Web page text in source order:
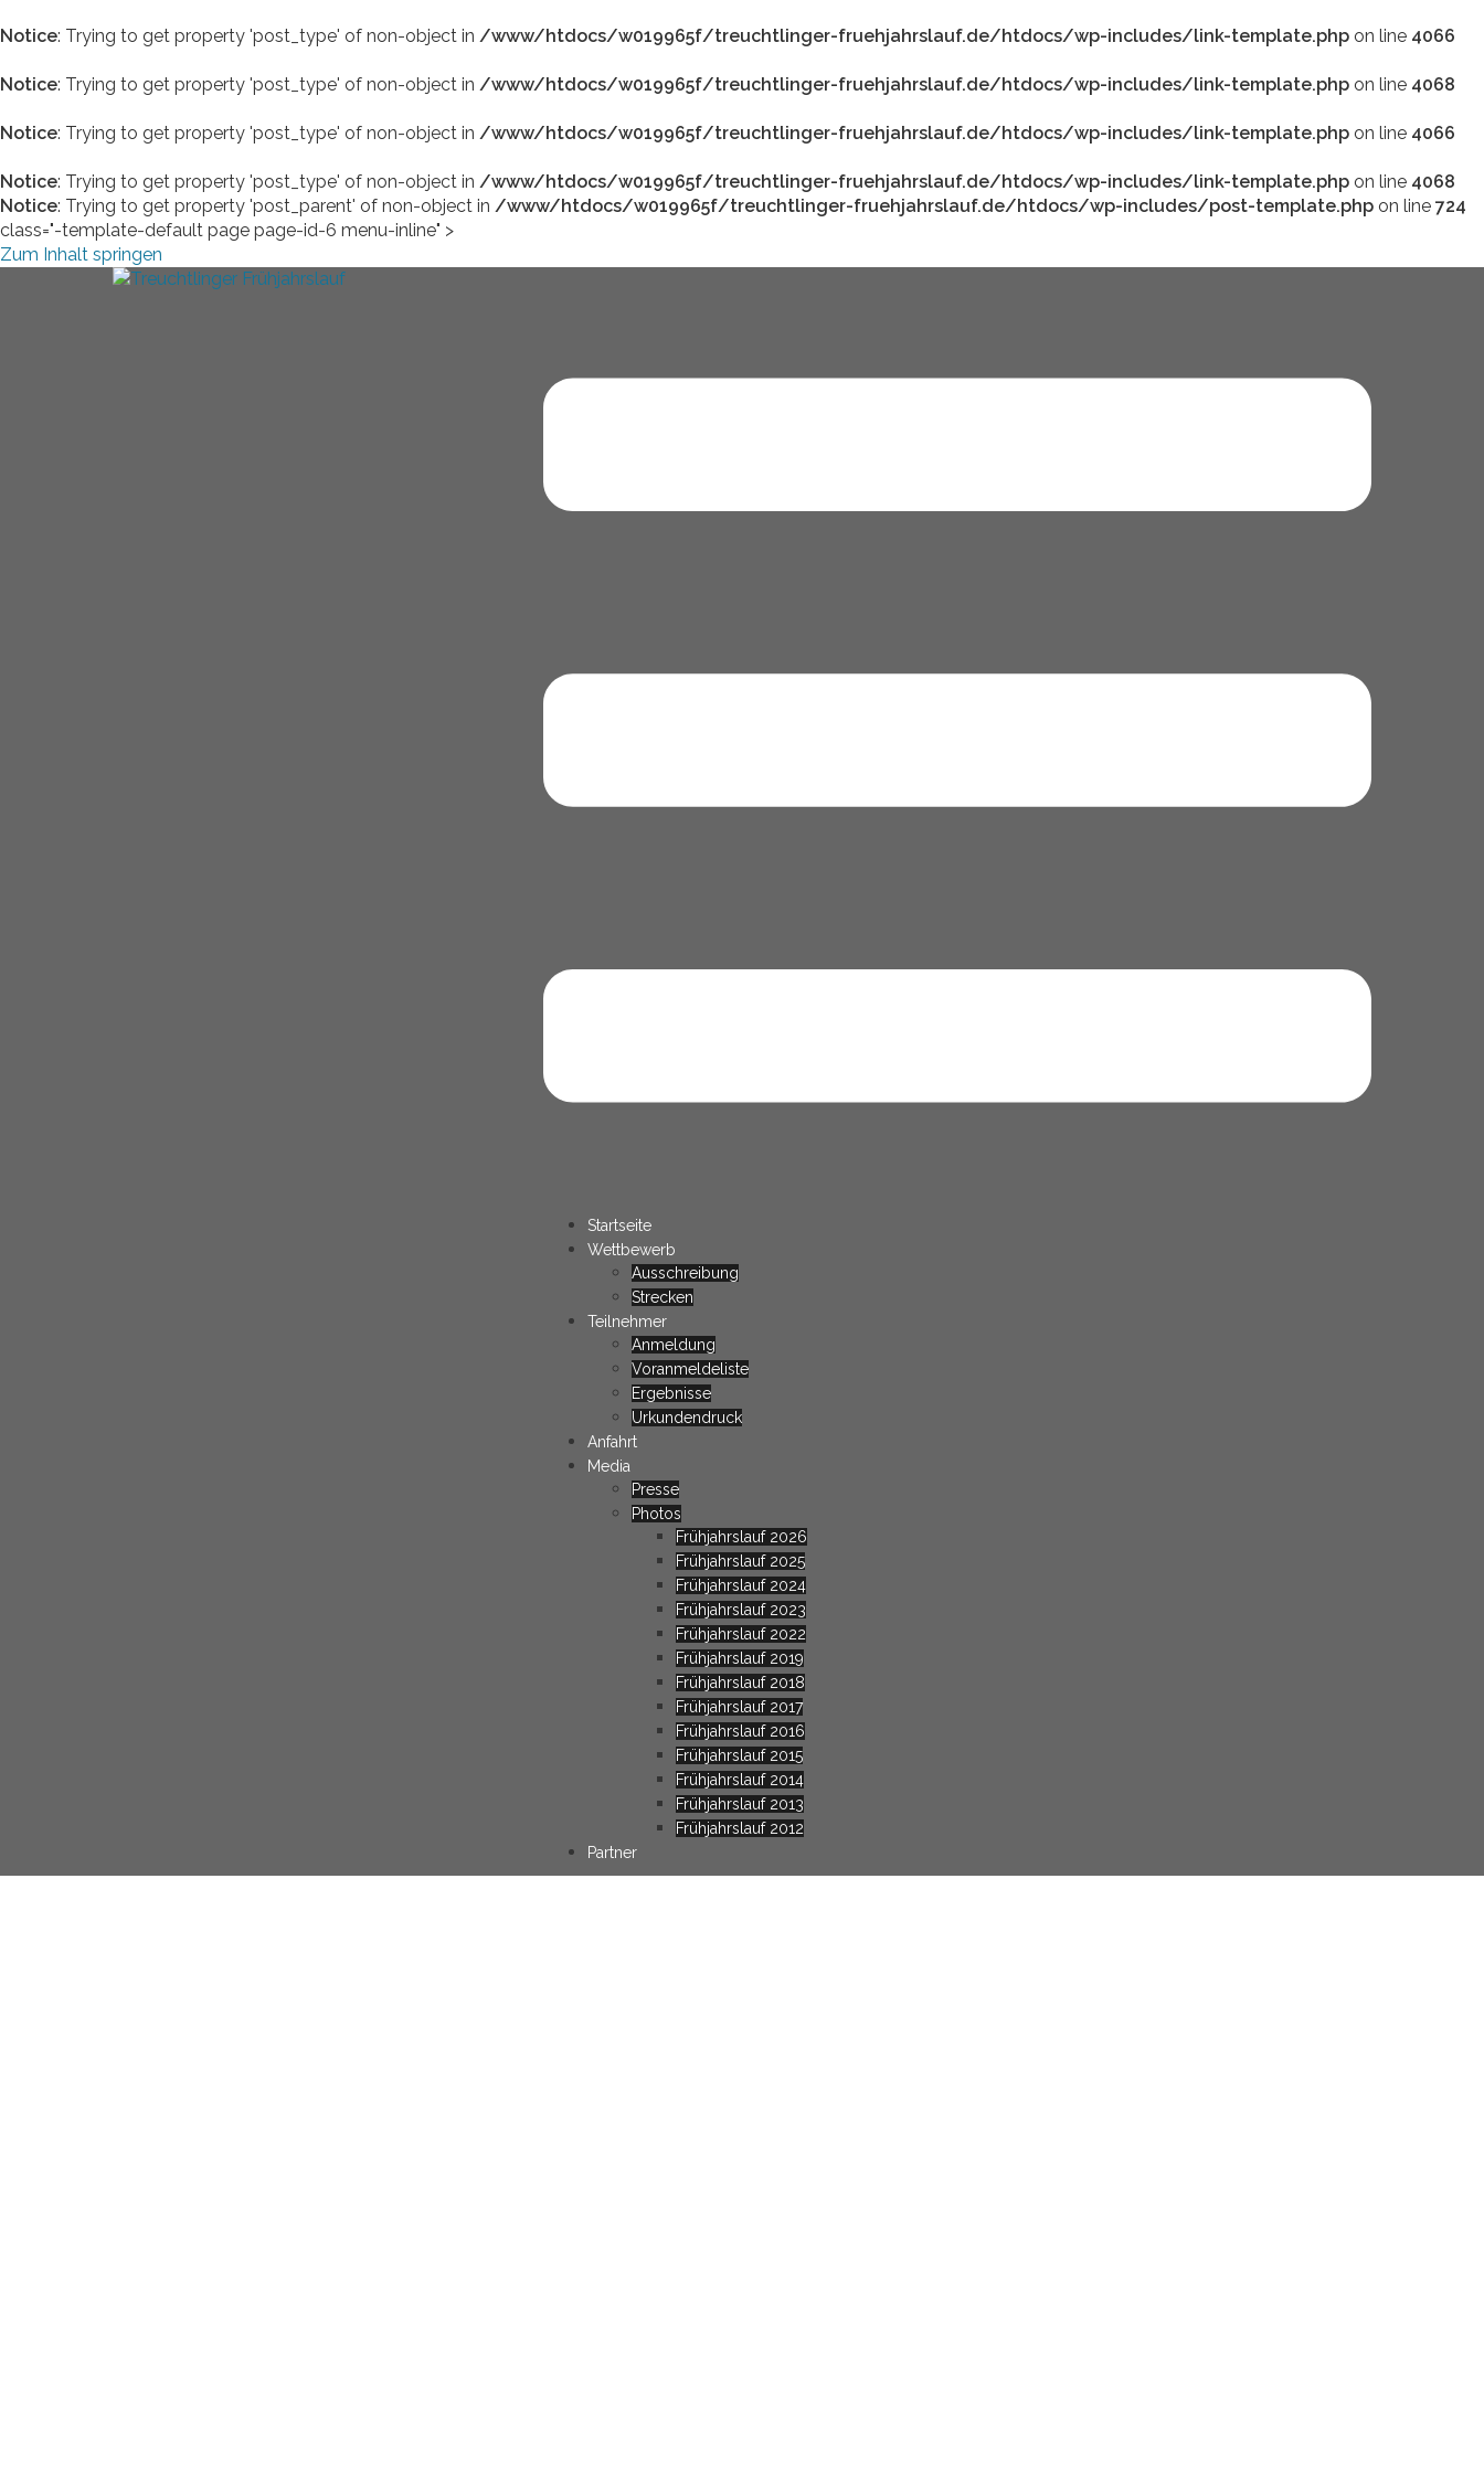
Notice: Trying to get property 'post_type' of non-object in /www/htdocs/w019965f/treuchtlinger-fruehjahrslauf.de/htdocs/wp-includes/link-template.php on line 4066
Notice: Trying to get property 'post_type' of non-object in /www/htdocs/w019965f/treuchtlinger-fruehjahrslauf.de/htdocs/wp-includes/link-template.php on line 4068
Notice: Trying to get property 'post_type' of non-object in /www/htdocs/w019965f/treuchtlinger-fruehjahrslauf.de/htdocs/wp-includes/link-template.php on line 4066
Notice: Trying to get property 'post_type' of non-object in /www/htdocs/w019965f/treuchtlinger-fruehjahrslauf.de/htdocs/wp-includes/link-template.php on line 4068
Notice: Trying to get property 'post_parent' of non-object in /www/htdocs/w019965f/treuchtlinger-fruehjahrslauf.de/htdocs/wp-includes/post-template.php on line 724
class="-template-default page page-id-6 menu-inline" >
Zum Inhalt springen
Startseite
Wettbewerb
Ausschreibung
Strecken
Teilnehmer
Anmeldung
Voranmeldeliste
Ergebnisse
Urkundendruck
Anfahrt
Media
Presse
Photos
Frühjahrslauf 2026
Frühjahrslauf 2025
Frühjahrslauf 2024
Frühjahrslauf 2023
Frühjahrslauf 2022
Frühjahrslauf 2019
Frühjahrslauf 2018
Frühjahrslauf 2017
Frühjahrslauf 2016
Frühjahrslauf 2015
Frühjahrslauf 2014
Frühjahrslauf 2013
Frühjahrslauf 2012
Partner